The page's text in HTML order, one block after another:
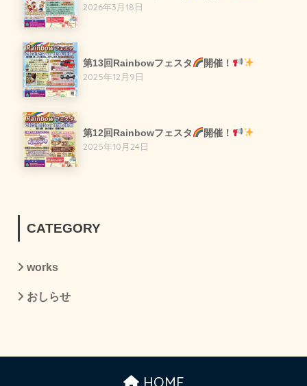
2026年3月18日
第13回Rainbowフェスタ
開催！
2025年12月9日
第12回Rainbowフェスタ
開催！
2025年10月24日
CATEGORY
works
おしらせ
HOME